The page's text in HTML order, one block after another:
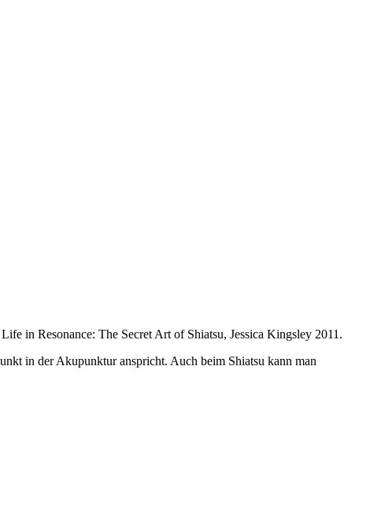
in Resonance: The Secret Art of Shiatsu, Jessica Kingsley 2011.
in der Akupunktur anspricht. Auch beim Shiatsu kann man